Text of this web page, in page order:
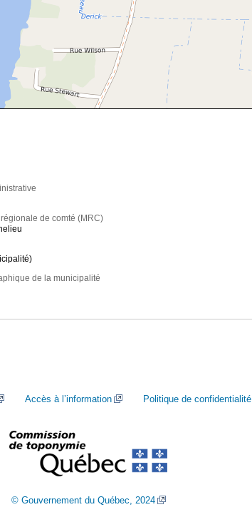
de comté (MRC)
de la municipalité
Accès à l’information Politique de confidentialité
© Gouvernement du Québec, 2024